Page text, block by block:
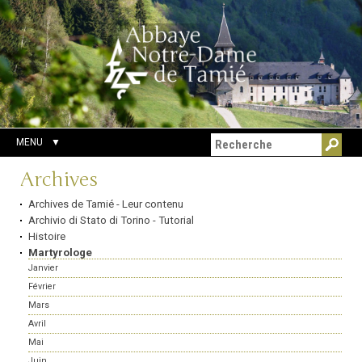
Aller
au
contenu.
|
Aller
à
la
navigation
Outils
personnels
Chercher par
Recherche
avancée…
MENU
Navigation
Archives
Archives de Tamié - Leur contenu
Archivio di Stato di Torino - Tutorial
Histoire
Martyrologe
Janvier
Février
Mars
Avril
Mai